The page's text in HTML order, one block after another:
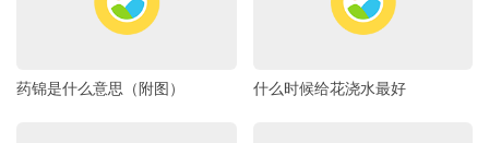
药锦是什么意思（附图） 什么时候给花浇水最好